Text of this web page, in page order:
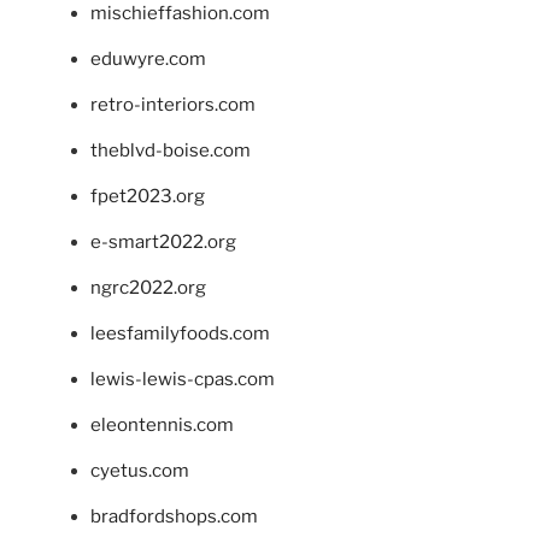
mischieffashion.com
eduwyre.com
retro-interiors.com
theblvd-boise.com
fpet2023.org
e-smart2022.org
ngrc2022.org
leesfamilyfoods.com
lewis-lewis-cpas.com
eleontennis.com
cyetus.com
bradfordshops.com